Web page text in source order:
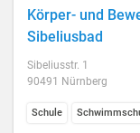
Körper- und
Sibeliusbad
Sibeliusstr. 1
90491 Nürnberg
Schule